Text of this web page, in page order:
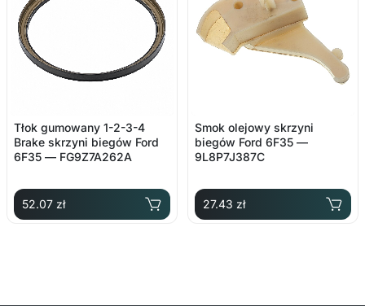
Tłok gumowany 1-2-3-4
Brake skrzyni biegów Ford
6F35 — FG9Z7A262A
52.07 zł
Smok olejowy skrzyni
biegów Ford 6F35 —
9L8P7J387C
27.43 zł